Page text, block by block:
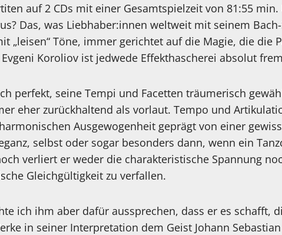
auf 2 CDs mit einer Gesamtspielzeit von 81:55
Das, was Liebhaber:innen weltweit mit seinem
„leisen“ Töne, immer gerichtet auf die Magie, die die
Koroliov ist jedwede Effekthascherei absolut
perfekt, seine Tempi und Facetten träumerisch
eher zurückhaltend als vorlaut. Tempo und
Ausgewogenheit geprägt von einer
selbst oder sogar besonders dann, wenn ein
verliert er weder die charakteristische Spannung
Gleichgültigkeit zu verfallen.
ich ihm aber dafür aussprechen, dass er es schafft,
in seiner Interpretation dem Geist Johann